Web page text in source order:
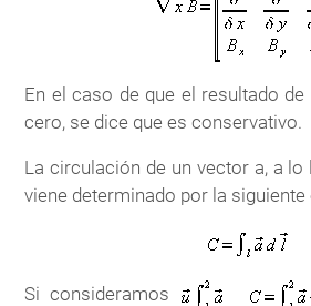
En el caso de que el resultado
cero, se dice que es conservativo.
La circulación de un vector a, a lo
viene determinado por la siguiente
Si consideramos